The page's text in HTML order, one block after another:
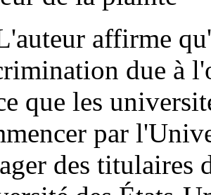
affirme
due à
que les
par
des titulaires